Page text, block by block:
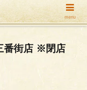
番街店 ※閉店
menu